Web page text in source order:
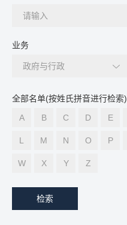
业务
政府与行政
全部名单(按姓氏拼音进行检索)
A
B C D E
L M N O P
W X Y Z
检索